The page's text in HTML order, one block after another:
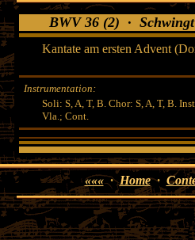
BWV 36 (2) ·
Kantate am ersten Advent
Instrumentation:
Soli: S, A, T, B. Chor: S, A, T, B.
Vla.; Cont.
«««·Home·